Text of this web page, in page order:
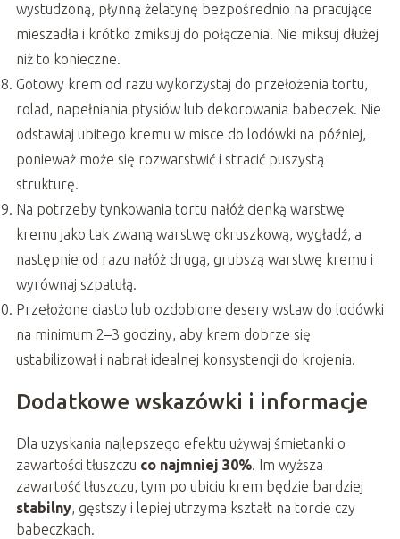
wystudzoną, płynną żelatynę bezpośrednio na pracujące
mieszadła i krótko zmiksuj do połączenia. Nie miksuj dłużej
niż to konieczne.
Gotowy krem od razu wykorzystaj do przełożenia tortu,
rolad, napełniania ptysiów lub dekorowania babeczek. Nie
odstawiaj ubitego kremu w misce do lodówki na później,
ponieważ może się rozwarstwić i stracić puszystą
strukturę.
Na potrzeby tynkowania tortu nałóż cienką warstwę
kremu jako tak zwaną warstwę okruszkową, wygładź, a
następnie od razu nałóż drugą, grubszą warstwę kremu i
wyrównaj szpatułą.
Przełożone ciasto lub ozdobione desery wstaw do lodówki
na minimum 2–3 godziny, aby krem dobrze się
ustabilizował i nabrał idealnej konsystencji do krojenia.
Dodatkowe wskazówki i informacje
Dla uzyskania najlepszego efektu używaj śmietanki o
zawartości tłuszczu co najmniej 30%. Im wyższa
zawartość tłuszczu, tym po ubiciu krem będzie bardziej
stabilny, gęstszy i lepiej utrzyma kształt na torcie czy
babeczkach.